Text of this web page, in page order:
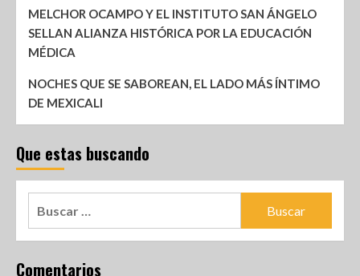
MELCHOR OCAMPO Y EL INSTITUTO SAN ÁNGELO
SELLAN ALIANZA HISTÓRICA POR LA EDUCACIÓN
MÉDICA
NOCHES QUE SE SABOREAN, EL LADO MÁS ÍNTIMO
DE MEXICALI
Que estas buscando
Comentarios